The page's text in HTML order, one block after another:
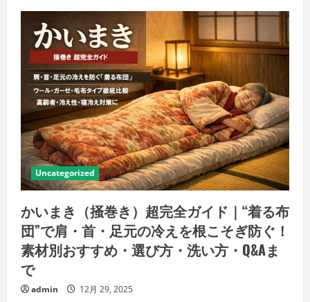
Uncategorized
かいまき（掻巻き）超完全ガイド｜“着る布
団”で肩・首・足元の冷えを根こそぎ防ぐ！
素材別おすすめ・選び方・洗い方・Q&Aま
で
admin 12月 29, 2025